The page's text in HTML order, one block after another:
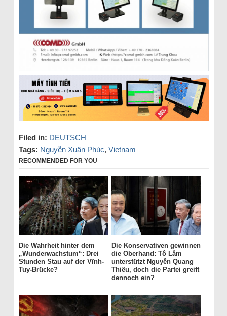
Filed in: DEUTSCH
Tags: Nguyễn Xuân Phúc, Vietnam
RECOMMENDED FOR YOU
Die Wahrheit hinter dem
„Wunderwachstum“: Drei
Stunden Stau auf der Vĩnh-
Tuy-Brücke?
Die Konservativen gewinnen
die Oberhand: Tô Lâm
unterstützt Nguyễn Quang
Thiều, doch die Partei greift
dennoch ein?